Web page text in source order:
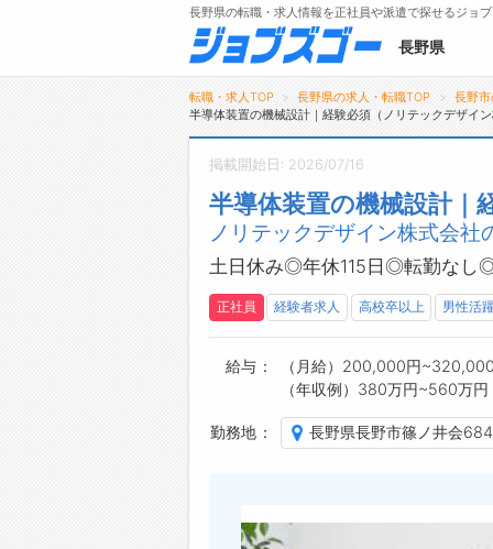
トップ
詳細情報で求人を探す
【初めての方へ】
長野県の求人検索で選ばれる理由
長野県の転職・求人情報を正社員や派遣で探せるジョ
長野県
転職・求人TOP 長野県の求人・転職TOP
長野
半導体装置の機械設計｜経験必須（ノリテックデザイ
掲載開始日: 2026/07/16
半導体装置の機械設計｜
ノリテックデザイン株式会
土日休み◎年休115日◎転勤なし
正社員 経験者求人 高校卒以上 男性活
給与
（月給）200,000円
（年収例）380万円~560万円
勤務地 長野県長野市篠ノ井会